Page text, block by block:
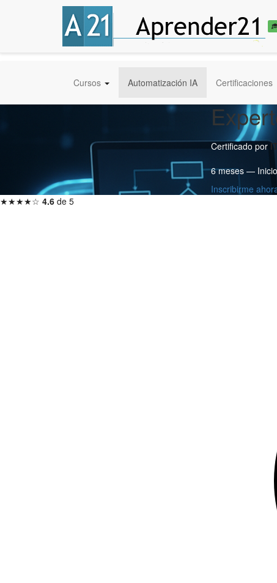
Cursos Automatización IA Certificaciones
Certificado por
6 meses —
Inscribirme
★★★★☆ 4.6 de 5